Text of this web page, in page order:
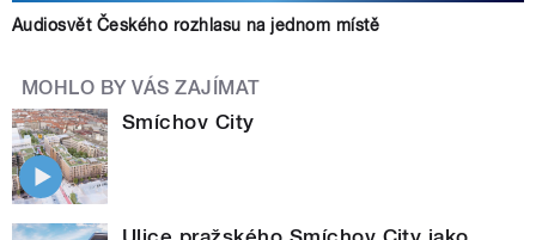
Audiosvět Českého rozhlasu na jednom místě
MOHLO BY VÁS ZAJÍMAT
Smíchov City